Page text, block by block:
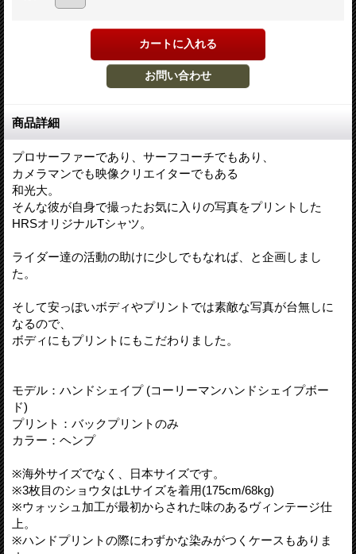
商品詳細
プロサーファーであり、サーフコーチでもあり、
カメラマンでも映像クリエイターでもある
和光大。
そんな彼が自身で撮ったお気に入りの写真をプリントした
HRSオリジナルTシャツ。
ライダー達の活動の助けに少しでもなれば、と企画しまし
た。
そして安っぽいボディやプリントでは素敵な写真が台無しに
なるので、
ボディにもプリントにもこだわりました。
モデル：ハンドシェイプ (コーリーマンハンドシェイプボー
ド)
プリント：バックプリントのみ
カラー：ヘンプ
※海外サイズでなく、日本サイズです。
※3枚目のショウタはLサイズを着用(175cm/68kg)
※ウォッシュ加工が最初からされた味のあるヴィンテージ仕
上。
※ハンドプリントの際にわずかな染みがつくケースもありま